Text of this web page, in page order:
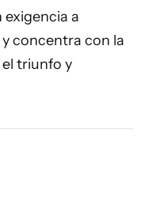
a
concentra con la
el triunfo y